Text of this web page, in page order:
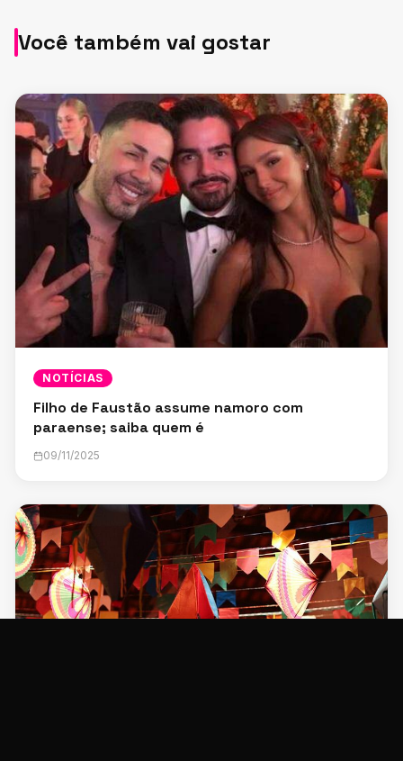
Você também vai gostar
NOTÍCIAS
Filho de Faustão assume namoro com
paraense; saiba quem é
09/11/2025